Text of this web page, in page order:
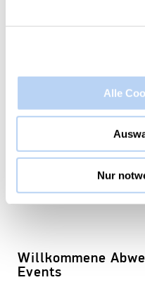
Alle
Nur
Willkommene
Events